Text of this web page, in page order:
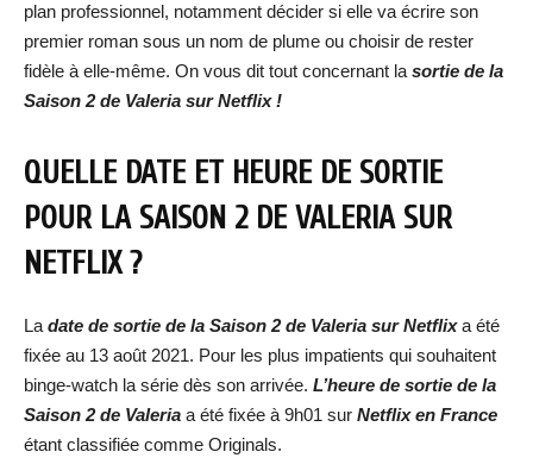
plan professionnel, notamment décider si elle va écrire son
premier roman sous un nom de plume ou choisir de rester
fidèle à elle-même. On vous dit tout concernant la sortie de la
Saison 2 de Valeria sur Netflix !
QUELLE DATE ET HEURE DE SORTIE
POUR LA SAISON 2 DE VALERIA SUR
NETFLIX ?
La date de sortie de la Saison 2 de Valeria sur Netflixa été
fixée au 13 août 2021. Pour les plus impatients qui souhaitent
binge-watch la série dès son arrivée. L’heure de sortie de la
Saison 2 de Valeria a été fixée à 9h01 sur Netflix en France
étant classifiée comme Originals.